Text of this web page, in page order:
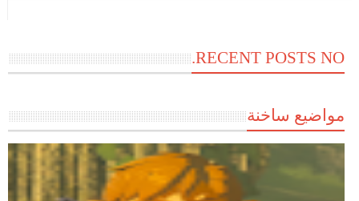
RECENT POSTS NO.
مواضيع ساخنة